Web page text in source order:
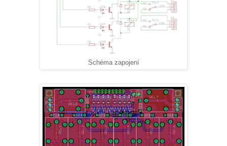
Schéma zapojení